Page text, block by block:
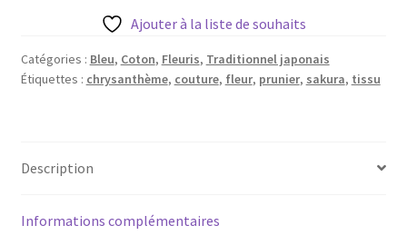
gaufré
et
coupon
m
Ajouter à la liste de souhaits
Catégories : Bleu, Coton, Fleuris, Traditionnel japonais
Étiquettes : chrysanthème, couture, fleur, prunier, sakura, tissu
Description
Informations complémentaires